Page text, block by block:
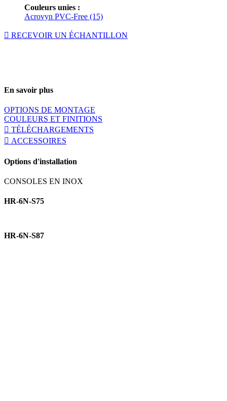
Couleurs unies :
Acrovyn PVC-Free (15)
RECEVOIR UN ÉCHANTILLON
En savoir plus
OPTIONS DE MONTAGE
COULEURS ET FINITIONS
TÉLÉCHARGEMENTS
ACCESSOIRES
Options d'installation
CONSOLES EN INOX
HR-6N-S75
HR-6N-S87